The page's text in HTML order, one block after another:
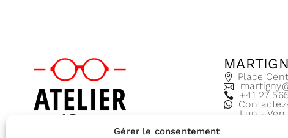
Gérer le consentement
Place
+41 27
Lun - Ven